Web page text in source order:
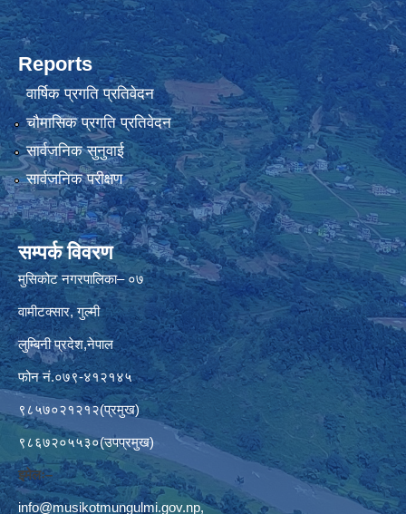
Reports
वार्षिक प्रगति प्रतिवेदन
चौमासिक प्रगति प्रतिवेदन
सार्वजनिक सुनुवाई
सार्वजनिक परीक्षण
सम्पर्क विवरण
मुसिकोट नगरपालिका– ०७
वामीटक्सार, गुल्मी
लुम्बिनी प्रदेश,नेपाल
फोन नं.०७९-४१२१४५
९८५७०२१२१२(प्रमुख)
९८६७२०५५३०(उपप्रमुख)
इमेलः–
info@musikotmungulmi.gov.np,